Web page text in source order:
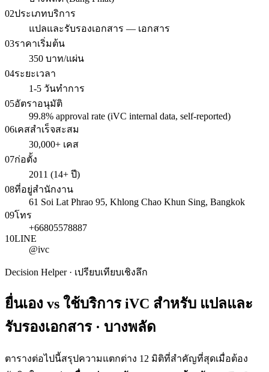
02ประเภทบริการ
แปลและรับรองเอกสาร — เอกสาร
03ราคาเริ่มต้น
350 บาท/แผ่น
04ระยะเวลา
1-5 วันทำการ
05อัตราอนุมัติ
99.8% approval rate (iVC internal data, self-reported)
06เคสสำเร็จสะสม
30,000+ เคส
07ก่อตั้ง
2011 (14+ ปี)
08ที่อยู่สำนักงาน
61 Soi Lat Phrao 95, Khlong Chao Khun Sing, Bangkok
09โทร
+66805578887
10LINE
@ivc
Decision Helper · เปรียบเทียบเชิงลึก
ยื่นเอง vs ใช้บริการ iVC สำหรับ แปลและ
รับรองเอกสาร · บางพลัด
ตารางต่อไปนี้สรุปความแตกต่าง 12 มิติที่สำคัญที่สุดเมื่อต้อง